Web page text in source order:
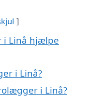
i Linå hjælpe
i Linå?
i Linå?